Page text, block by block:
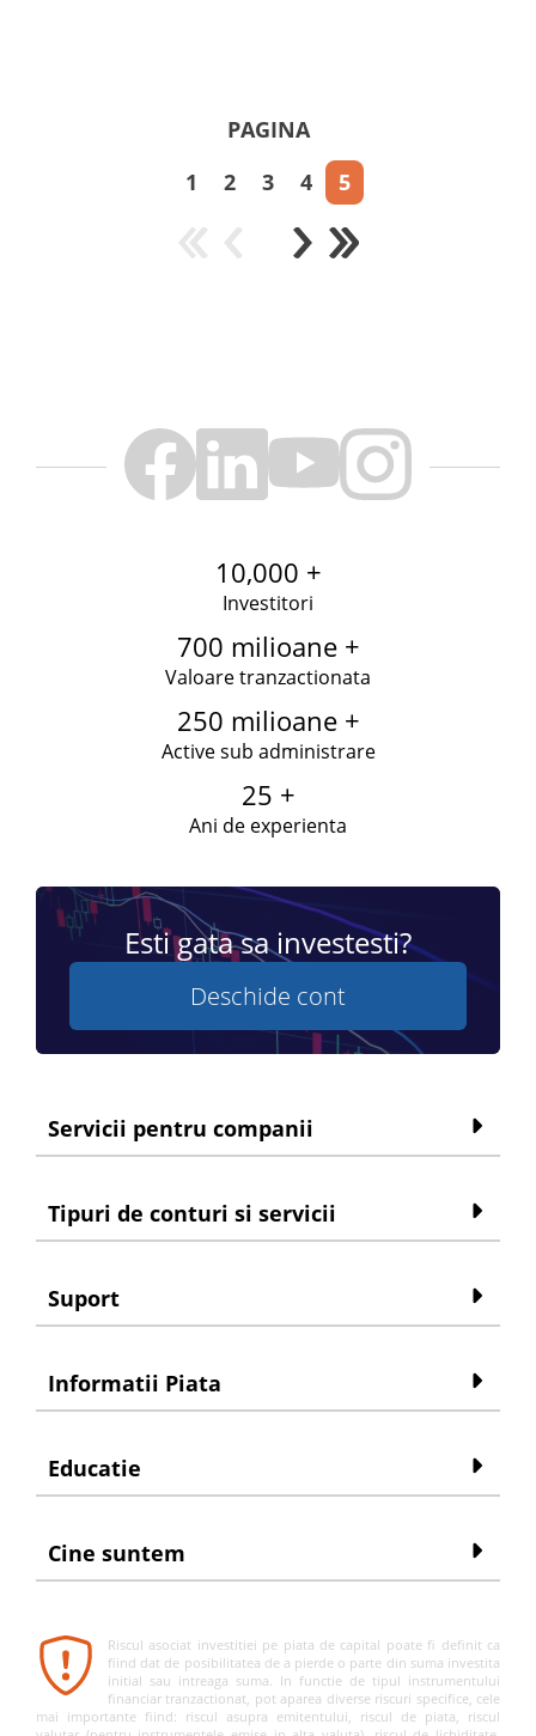
PAGINA
1
2 3 4 5
10,000 +
Investitori
700 milioane +
Valoare tranzactionata
250 milioane +
Active sub administrare
25 +
Ani de experienta
Esti gata sa investesti?
Deschide cont
Servicii pentru companii
Tipuri de conturi si servicii
Suport
Informatii Piata
Educatie
Cine suntem
Riscul asociat investitiei pe piata de capital poate fi definit ca
fiind dat de posibilitatea de a pierde o parte din suma investita
initial sau intreaga suma. In functie de tipul instrumentului
financiar tranzactionat, pot aparea diverse riscuri specifice, cele
mai importante fiind: riscul asupra emitentului, riscul de piata, riscul